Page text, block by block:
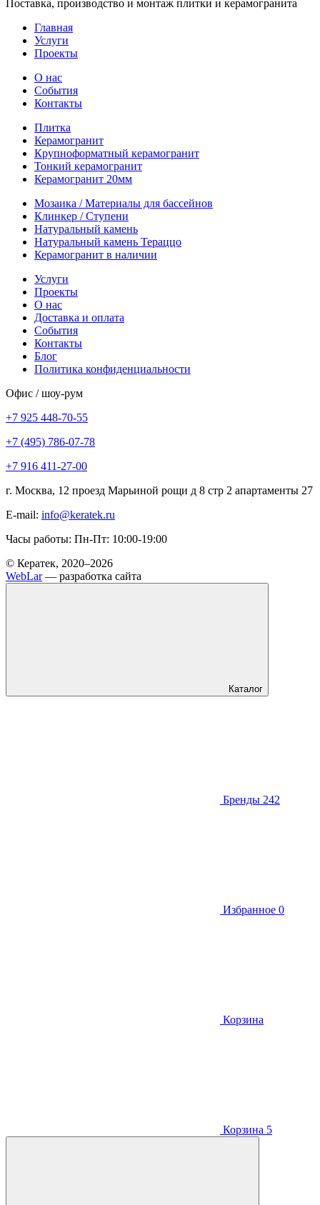
Поставка, производство и монтаж плитки и керамогранита
Главная
Услуги
Проекты
О нас
События
Контакты
Плитка
Керамогранит
Крупноформатный керамогранит
Тонкий керамогранит
Керамогранит 20мм
Мозаика / Материалы для бассейнов
Клинкер / Ступени
Натуральный камень
Натуральный камень Тераццо
Керамогранит в наличии
Услуги
Проекты
О нас
Доставка и оплата
События
Контакты
Блог
Политика конфиденциальности
Офис / шоу-рум
+7 925 448-70-55
+7 (495) 786-07-78
+7 916 411-27-00
г. Москва, 12 проезд Марьиной рощи д 8 стр 2 апартаменты 27
E-mail: info@keratek.ru
Часы работы: Пн-Пт: 10:00-19:00
© Кератек, 2020–2026
WebLar— разработка сайта
Каталог
Бренды 242
Избранное 0
Корзина
Корзина 5